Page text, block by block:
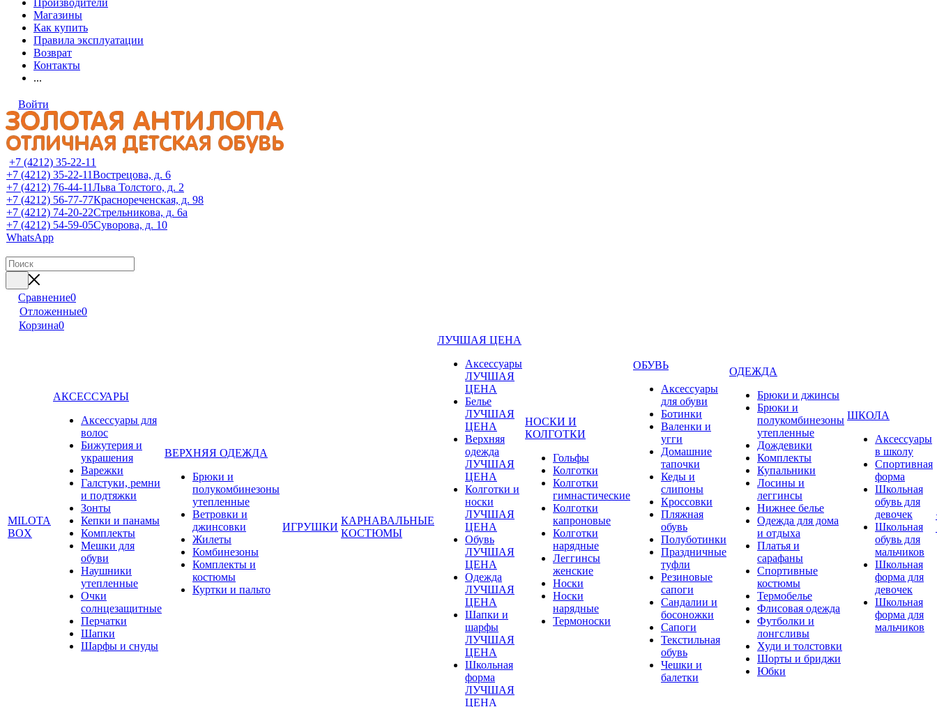
Производители
Магазины
Как купить
Правила эксплуатации
Возврат
Контакты
...
Войти
+7 (4212) 35-22-11
+7 (4212) 35-22-11Вострецова, д. 6
+7 (4212) 76-44-11Льва Толстого, д. 2
+7 (4212) 56-77-77Краснореченская, д. 98
+7 (4212) 74-20-22Стрельникова, д. 6а
+7 (4212) 54-59-05Суворова, д. 10
WhatsApp
Сравнение0
Отложенные0
Корзина0
MILOTA
BOX
АКСЕССУАРЫ
Аксессуары для
волос
Бижутерия и
украшения
Варежки
Галстуки, ремни
и подтяжки
Зонты
Кепки и панамы
Комплекты
Мешки для
обуви
Наушники
утепленные
Очки
солнцезащитные
Перчатки
Шапки
Шарфы и снуды
ВЕРХНЯЯ ОДЕЖДА
Брюки и
полукомбинезоны
утепленные
Ветровки и
джинсовки
Жилеты
Комбинезоны
Комплекты и
костюмы
Куртки и пальто
ИГРУШКИ
КАРНАВАЛЬНЫЕ
КОСТЮМЫ
ЛУЧШАЯ ЦЕНА
Аксессуары
ЛУЧШАЯ
ЦЕНА
Белье
ЛУЧШАЯ
ЦЕНА
Верхняя
одежда
ЛУЧШАЯ
ЦЕНА
Колготки и
носки
ЛУЧШАЯ
ЦЕНА
Обувь
ЛУЧШАЯ
ЦЕНА
Одежда
ЛУЧШАЯ
ЦЕНА
Шапки и
шарфы
ЛУЧШАЯ
ЦЕНА
Школьная
форма
ЛУЧШАЯ
ЦЕНА
НОСКИ И
КОЛГОТКИ
Гольфы
Колготки
Колготки
гимнастические
Колготки
капроновые
Колготки
нарядные
Леггинсы
женские
Носки
Носки
нарядные
Термоноски
ОБУВЬ
Аксессуары
для обуви
Ботинки
Валенки и
угги
Домашние
тапочки
Кеды и
слипоны
Кроссовки
Пляжная
обувь
Полуботинки
Праздничные
туфли
Резиновые
сапоги
Сандалии и
босоножки
Сапоги
Текстильная
обувь
Чешки и
балетки
ОДЕЖДА
Брюки и джинсы
Брюки и
полукомбинезоны
утепленные
Дождевики
Комплекты
Купальники
Лосины и
леггинсы
Нижнее белье
Одежда для дома
и отдыха
Платья и
сарафаны
Спортивные
костюмы
Термобелье
Флисовая одежда
Футболки и
лонгсливы
Худи и толстовки
Шорты и бриджи
Юбки
ШКОЛА
Аксессуары
в школу
Спортивная
форма
Школьная
обувь для
девочек
Школьная
обувь для
мальчиков
Школьная
форма для
девочек
Школьная
форма для
мальчиков